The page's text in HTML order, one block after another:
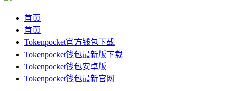
首页
首页
Tokenpocket官方钱包下载
Tokenpocket钱包最新版下载
Tokenpocket钱包安卓版
Tokenpocket钱包最新官网